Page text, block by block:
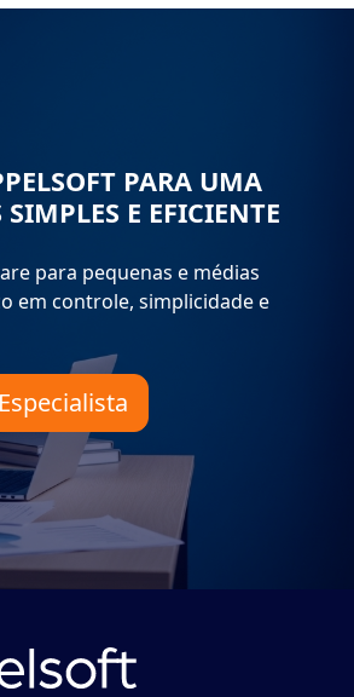
PARA UMA
E EFICIENTE
para pequenas e médias
em controle, simplicidade e